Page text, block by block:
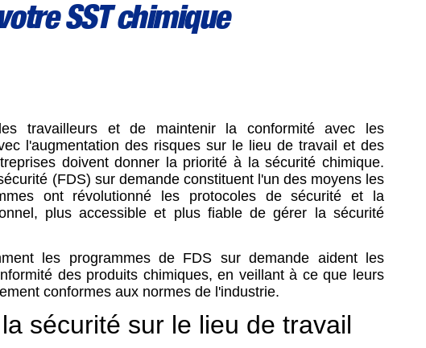
SST chimique
travailleurs et de maintenir la conformité avec les
l'augmentation des risques sur le lieu de travail et des
doivent donner la priorité à la sécurité chimique.
(FDS) sur demande constituent l'un des moyens les
ont révolutionné les protocoles de sécurité et la
plus accessible et plus fiable de gérer la sécurité
les programmes de FDS sur demande aident les
des produits chimiques, en veillant à ce que leurs
conformes aux normes de l'industrie.
sécurité sur le lieu de travail